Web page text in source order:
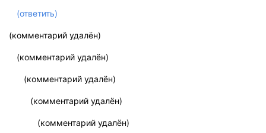
(ответить)
(комментарий удалён)
(комментарий удалён)
(комментарий удалён)
(комментарий удалён)
(комментарий удалён)